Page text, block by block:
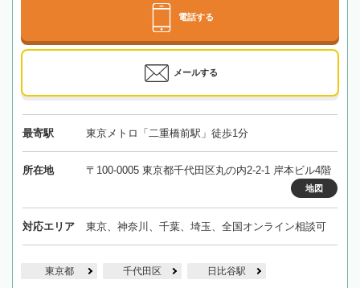
電話する
メールする
最寄駅 東京メトロ「二重橋前駅」徒歩1分
所在地 〒100-0005 東京都千代田区丸の内2-2-1 岸本ビル4階
地図
対応エリア 東京、神奈川、千葉、埼玉、全国オンライン相談可
東京都 千代田区 日比谷駅